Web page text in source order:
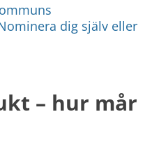
dig själv eller
– hur mår